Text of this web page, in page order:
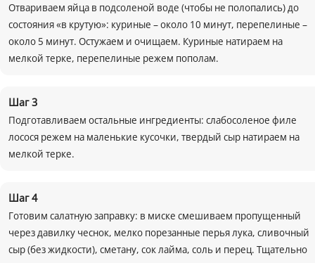
Отвариваем яйца в подсоленой воде (чтобы не полопались) до
состояния «в крутую»: куриные – около 10 минут, перепелиные –
около 5 минут. Остужаем и очищаем. Куриные натираем на
мелкой терке, перепелиные режем пополам.
Шаг3
Подготавливаем остальные ингредиенты: слабосоленое филе
лосося режем на маленькие кусочки, твердый сыр натираем на
мелкой терке.
Шаг4
Готовим салатную заправку: в миске смешиваем пропущенный
через давилку чеснок, мелко порезанные перья лука, сливочный
сыр (без жидкости), сметану, сок лайма, соль и перец. Тщательно